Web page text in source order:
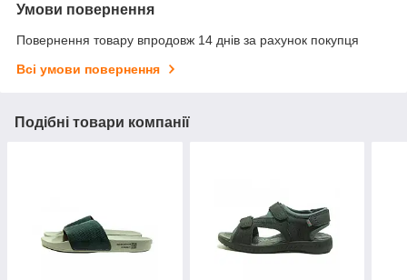
Умови повернення
Повернення товару впродовж 14 днів за рахунок покупця
Всі умови повернення
Подібні товари компанії